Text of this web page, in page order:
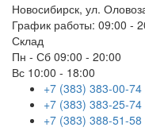
Новосибирск, ул.
График работы: 09:00 -
Склад
Пн - Сб 09:00 - 20:00
Вс 10:00 - 18:00
+7 (383) 383-00-74
+7 (383) 383-25-74
+7 (383) 388-51-58